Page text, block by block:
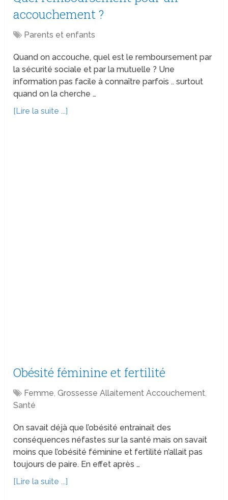
accouchement ?
Parents et enfants
Quand on accouche, quel est le remboursement par
la sécurité sociale et par la mutuelle ? Une
information pas facile à connaître parfois .. surtout
quand on la cherche …
[Lire la suite ...]
Obésité féminine et fertilité
Femme,Grossesse Allaitement Accouchement,
Santé
On savait déjà que l’obésité entrainait des
conséquences néfastes sur la santé mais on savait
moins que l’obésité féminine et fertilité n’allait pas
toujours de paire. En effet après …
[Lire la suite ...]